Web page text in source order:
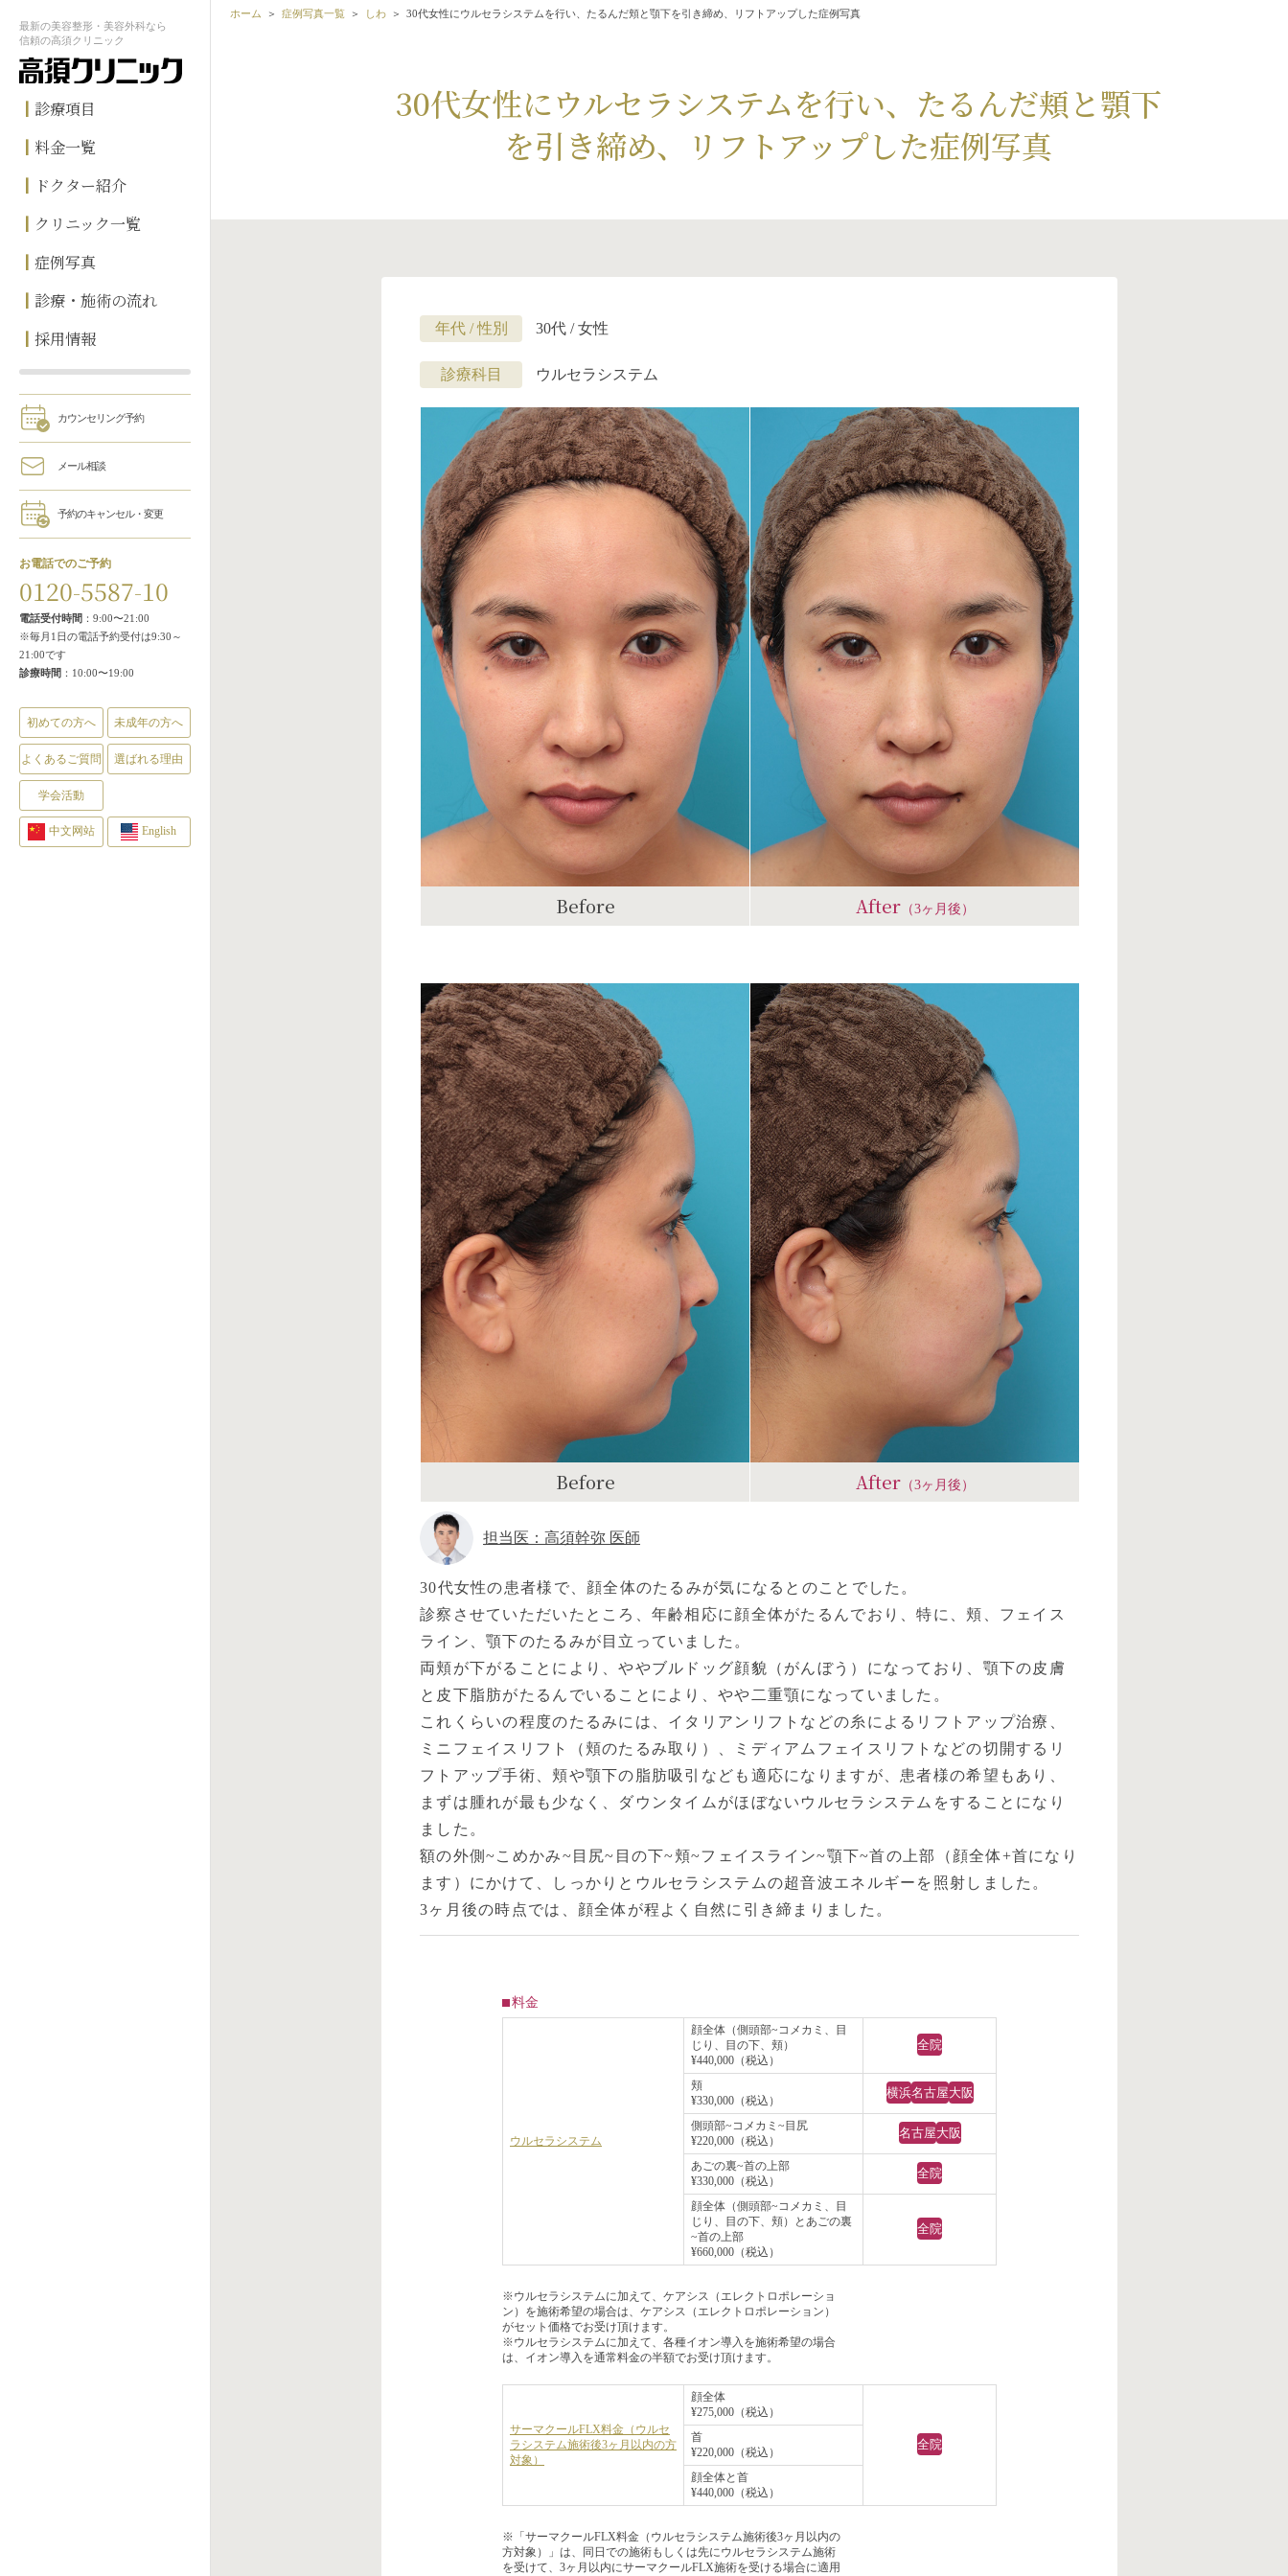
最新の美容整形・美容外科なら
信頼の高須クリニック
診療項目
料金一覧
ドクター紹介
クリニック一覧
症例写真
診療・施術の流れ
採用情報
カウンセリング予約
メール相談
予約のキャンセル・変更
お電話でのご予約
0120-5587-10
電話受付時間 ：9:00〜21:00
※毎月1日の電話予約受付は9:30～
21:00です
診療時間 ：10:00〜19:00
初めての方へ 未成年の方へ
よくあるご質問 選ばれる理由
学会活動
中文网站 English
ホーム 症例写真一覧 しわ 30代女性にウルセラシステムを行い、たるんだ頬と顎下を引き締め、リフトアップした症例写真
30代女性にウルセラシステムを行い、たるんだ頬と顎下
を引き締め、リフトアップした症例写真
年代 / 性別 30代 / 女性
診療科目 ウルセラシステム
Before After（3ヶ月後）
Before After（3ヶ月後）
担当医：高須幹弥 医師
30代女性の患者様で、顔全体のたるみが気になるとのことでした。
診察させていただいたところ、年齢相応に顔全体がたるんでおり、特に、頬、フェイス
ライン、顎下のたるみが目立っていました。
両頬が下がることにより、ややブルドッグ顔貌（がんぼう）になっており、顎下の皮膚
と皮下脂肪がたるんでいることにより、やや二重顎になっていました。
これくらいの程度のたるみには、イタリアンリフトなどの糸によるリフトアップ治療、
ミニフェイスリフト（頬のたるみ取り）、ミディアムフェイスリフトなどの切開するリ
フトアップ手術、頬や顎下の脂肪吸引なども適応になりますが、患者様の希望もあり、
まずは腫れが最も少なく、ダウンタイムがほぼないウルセラシステムをすることになり
ました。
額の外側~こめかみ~目尻~目の下~頬~フェイスライン~顎下~首の上部（顔全体+首になり
ます）にかけて、しっかりとウルセラシステムの超音波エネルギーを照射しました。
3ヶ月後の時点では、顔全体が程よく自然に引き締まりました。
料金
ウルセラシステム
顔全体（側頭部~コメカミ、目
じり、目の下、頬）
¥440,000（税込）
全院
頬
¥330,000（税込）
横浜名古屋大阪
側頭部~コメカミ~目尻
¥220,000（税込）
名古屋大阪
あごの裏~首の上部
¥330,000（税込）
全院
顔全体（側頭部~コメカミ、目
じり、目の下、頬）とあごの裏
~首の上部
¥660,000（税込）
全院
※ウルセラシステムに加えて、ケアシス（エレクトロポレーショ
ン）を施術希望の場合は、ケアシス（エレクトロポレーション）
がセット価格でお受け頂けます。
※ウルセラシステムに加えて、各種イオン導入を施術希望の場合
は、イオン導入を通常料金の半額でお受け頂けます。
サーマクールFLX料金（ウルセ
ラシステム施術後3ヶ月以内の方
対象）
顔全体
¥275,000（税込）
全院
首
¥220,000（税込）
顔全体と首
¥440,000（税込）
※「サーマクールFLX料金（ウルセラシステム施術後3ヶ月以内の
方対象）」は、同日での施術もしくは先にウルセラシステム施術
を受けて、3ヶ月以内にサーマクールFLX施術を受ける場合に適用